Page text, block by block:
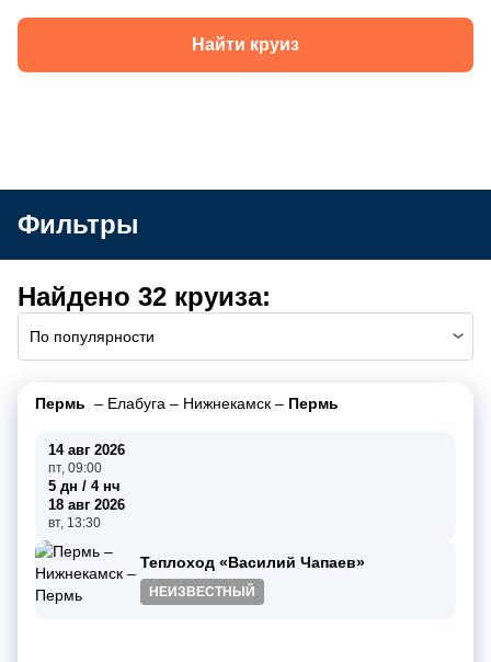
Найти круиз
Фильтры
Найдено 32 круиза:
По популярности
Пермь – Елабуга – Нижнекамск – Пермь
14 авг 2026
пт, 09:00
5 дн / 4 нч
18 авг 2026
вт, 13:30
Теплоход «Василий Чапаев»
НЕИЗВЕСТНЫЙ